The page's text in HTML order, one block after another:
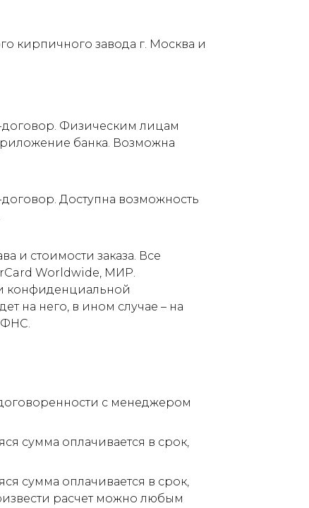
кирпичного завода г. Москва и
договор. Физическим лицам
банка. Возможна
Доступна возможность
и стоимости заказа. Все
Worldwide, МИР.
конфиденциальной
на него, в ином случае – на
ФНС.
с менеджером
сумма оплачивается в срок,
сумма оплачивается в срок,
расчет можно любым